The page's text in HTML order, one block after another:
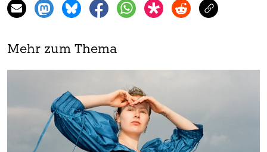
Mehr zum Thema